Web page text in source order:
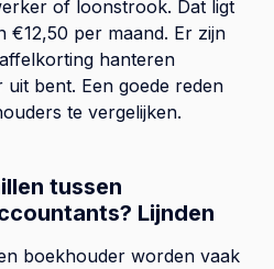
of loonstrook. Dat ligt
€12,50 per maand. Er zijn
hanteren
bent. Een goede reden
te vergelijken.
tussen
Lijnden
boekhouder worden vaak